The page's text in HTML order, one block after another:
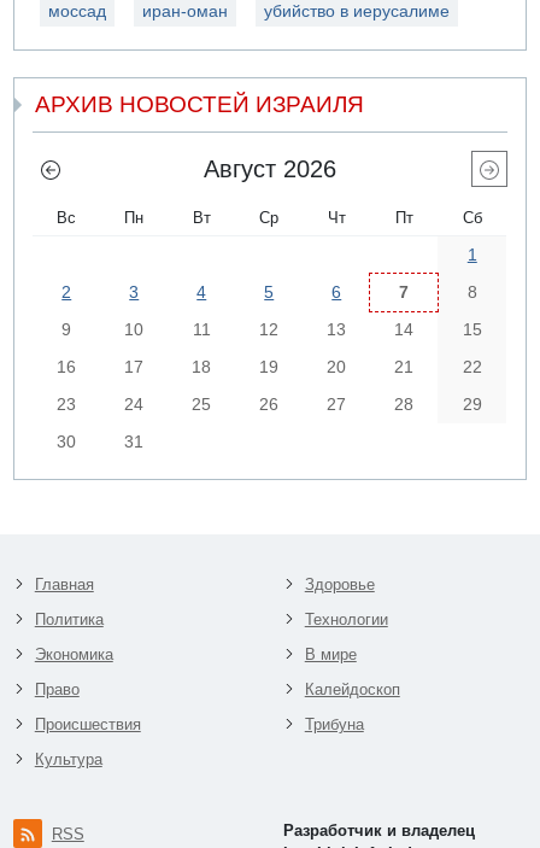
моссад иран-оман убийство в иерусалиме
АРХИВ НОВОСТЕЙ ИЗРАИЛЯ
Август 2026
Вс Пн Вт Ср Чт Пт Сб
1
2
3 4 5 6 7
8
9
10 11 12 13 14
15
16
17 18 19 20 21
22
23
24 25 26 27 28
29
30
31
Главная
Политика
Экономика
Право
Происшествия
Культура
Здоровье
Технологии
В мире
Калейдоскоп
Трибуна
RSS
Разработчик и владелец